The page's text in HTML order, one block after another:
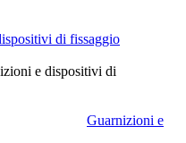
di fissaggio
e dispositivi di
Guarnizioni e